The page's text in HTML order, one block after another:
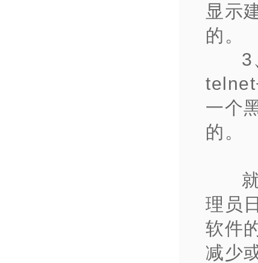
显示
的。
3
一个
的。
理员
软件
减少